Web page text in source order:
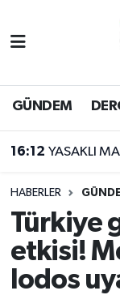
GÜNDEM
16:12 YASAKLI
HABERLER
Türkiye
etkisi!
lodos
BİLİM
DERGİ
DÜNYA
EĞİTİM
EKONOMİ
Eyüpsultan
Süper Lig
Tüm
Son Dakika
Haber Arşivi